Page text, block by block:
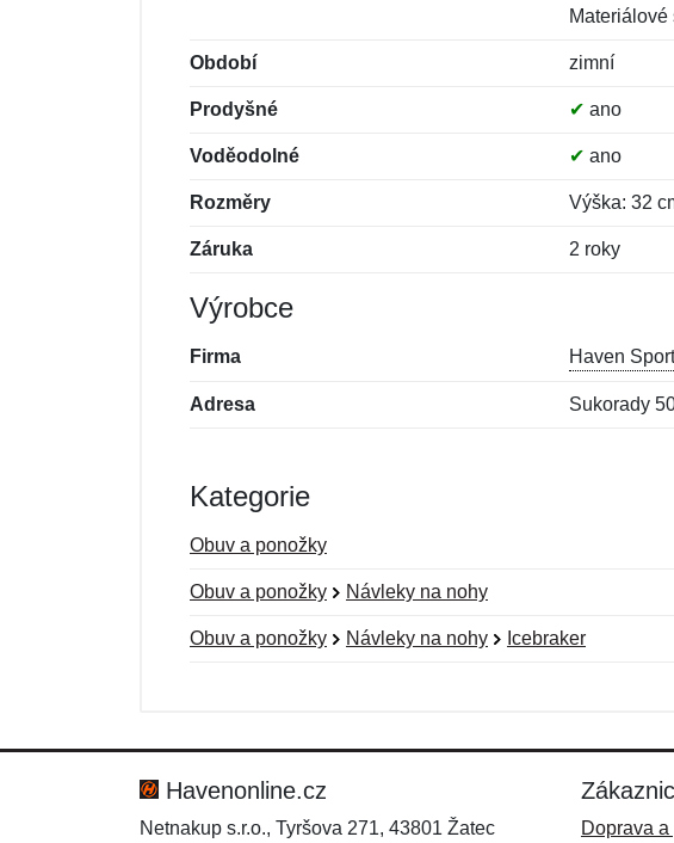
Období zimní
Prodyšné ✔ ano
Voděodolné ✔ ano
Rozměry Výška: 32
Záruka 2 roky
Výrobce
Firma Haven
Adresa Sukorady
Kategorie
Obuv a ponožky
Obuv a ponožky Návleky na nohy
Obuv a ponožky Návleky na nohy Icebraker
Havenonline.cz
Netnakup s.r.o., Tyršova 271, 43801 Žatec Doprava a